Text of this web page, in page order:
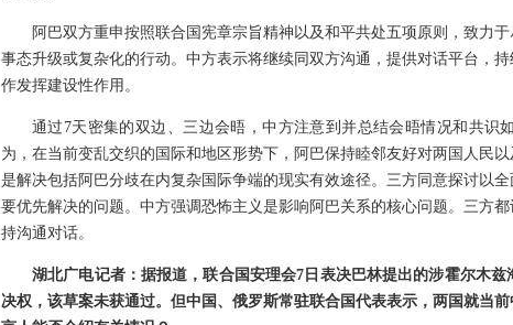
阿巴双方重申按照联合国宪章宗旨精神以及和平共处五项原则，致力
事态升级或复杂化的行动。中方表示将继续同双方沟通，提供对话平台，
作发挥建设性作用。
通过7天密集的双边、三边会晤，中方注意到并总结会晤情况和共识
为，在当前变乱交织的国际和地区形势下，阿巴保持睦邻友好对两国人民
是解决包括阿巴分歧在内复杂国际争端的现实有效途径。三方同意探讨以
要优先解决的问题。中方强调恐怖主义是影响阿巴关系的核心问题。三方
持沟通对话。
湖北广电记者：据报道，联合国安理会7日表决巴林提出的涉霍尔木
决权，该草案未获通过。但中国、俄罗斯常驻联合国代表表示，两国就当